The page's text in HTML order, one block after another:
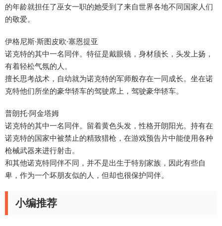
的年龄就担任了巫女一职的她受到了来自世界各地不同国家人们
的敬爱。
伊格尼斯·斯图皮欧·塞恩提亚
诺克特的其中一名同伴。特征是戴眼镜，身材颀长，头发上扬，
有着轻松气氛的人。
擅长思考战术，自幼就为诺克特的军师般存在一同成长。坐在诺
克特他们所坐的豪华轿车的驾驶席上，驾驶豪华轿车。
普朗托·阿金塔姆
诺克特的其中一名同伴。留着黄色头发，性格开朗阳光。持有在
诺克特的国家中被禁止的精致猎枪，在游戏预告片中能使用各种
枪械武器来进行射击。
和其他诺克特同伴不同，并不是出生于特别家族，因此有些自
卑，作为一个坏朋友似的人，但却也很保护同伴。
小编推荐